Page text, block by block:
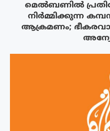
മെൽബണിൽ
നിർമ്മിക്കുന്ന
ആക്രമണം;